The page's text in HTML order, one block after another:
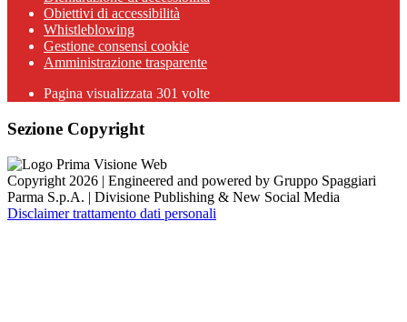
Obiettivi di accessibilità
Whistleblowing
Gestione consensi cookie
Amministrazione trasparente
Pagina visualizzata 301 volte
Sezione Copyright
Copyright 2026 | Engineered and powered by Gruppo Spaggiari
Parma S.p.A. | Divisione Publishing & New Social Media
Disclaimer trattamento dati personali